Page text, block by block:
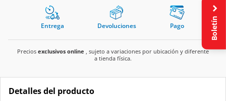
Entrega Devoluciones Pago
Precios exclusivos online , sujeto a variaciones por ubicación y diferente
a tienda física.
Detalles del producto
Boletín